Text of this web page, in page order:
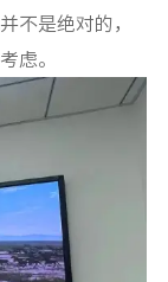
不是绝对的，
虑。